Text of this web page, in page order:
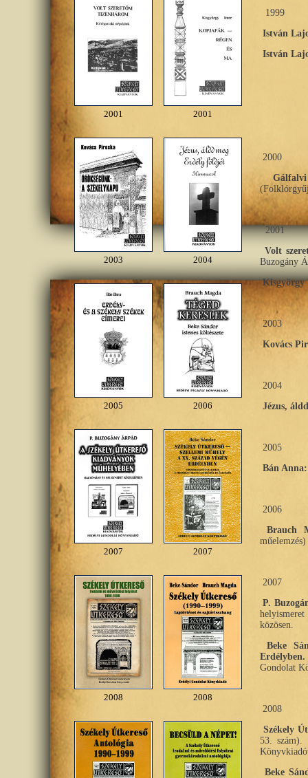
2001 2001
2003 2004
2005 2006
2007 2007
2008 2008
1999
István
István
2000
2001
Volt
Buzogány
2003
Kovács
2004
Jézus,
2005
Bán Anna:
2006
Brauch
2007
P.
közösen.
Beke
Erdélyben.
Gondolat
2008
Székely
53. szám).
Beke